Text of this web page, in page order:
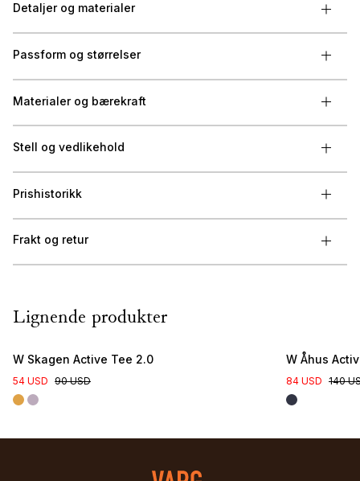
Detaljer og materialer
Passform og størrelser
Materialer og bærekraft
Stell og vedlikehold
Prishistorikk
Frakt og retur
Lignende produkter
W Skagen Active Tee 2.0
54 USD 90 USD
W Åhus
84 USD 140